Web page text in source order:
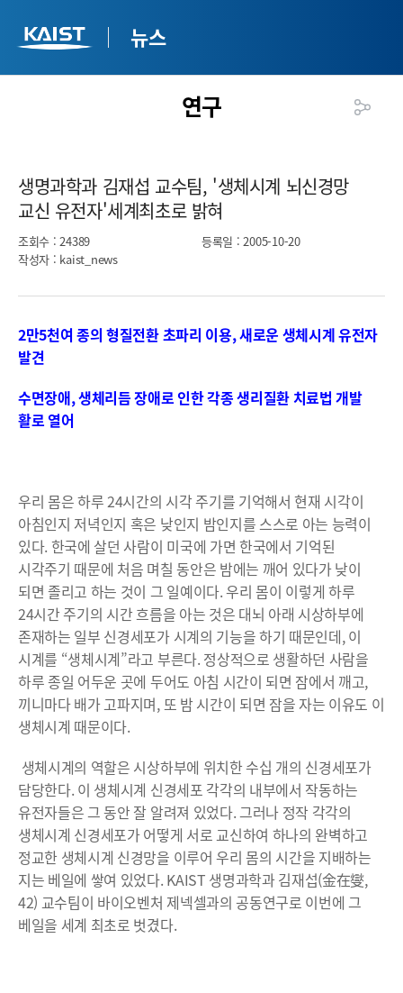
뉴스
연구
생명과학과 김재섭 교수팀, '생체시계 뇌신경망
교신 유전자'세계최초로 밝혀​
조회수 : 24389 등록일 : 2005-10-20
작성자 : kaist_news
2만5천여 종의 형질전환 초파리 이용, 새로운 생체시계 유전자
발견
수면장애, 생체리듬 장애로 인한 각종 생리질환 치료법 개발
활로 열어
우리 몸은 하루 24시간의 시각 주기를 기억해서 현재 시각이
아침인지 저녁인지 혹은 낮인지 밤인지를 스스로 아는 능력이
있다. 한국에 살던 사람이 미국에 가면 한국에서 기억된
시각주기 때문에 처음 며칠 동안은 밤에는 깨어 있다가 낮이
되면 졸리고 하는 것이 그 일예이다. 우리 몸이 이렇게 하루
24시간 주기의 시간 흐름을 아는 것은 대뇌 아래 시상하부에
존재하는 일부 신경세포가 시계의 기능을 하기 때문인데, 이
시계를 “생체시계”라고 부른다. 정상적으로 생활하던 사람을
하루 종일 어두운 곳에 두어도 아침 시간이 되면 잠에서 깨고,
끼니마다 배가 고파지며, 또 밤 시간이 되면 잠을 자는 이유도 이
생체시계 때문이다.
생체시계의 역할은 시상하부에 위치한 수십 개의 신경세포가
담당한다. 이 생체시계 신경세포 각각의 내부에서 작동하는
유전자들은 그 동안 잘 알려져 있었다. 그러나 정작 각각의
생체시계 신경세포가 어떻게 서로 교신하여 하나의 완벽하고
정교한 생체시계 신경망을 이루어 우리 몸의 시간을 지배하는
지는 베일에 쌓여 있었다. KAIST 생명과학과 김재섭(金在燮,
42) 교수팀이 바이오벤처 제넥셀과의 공동연구로 이번에 그
베일을 세계 최초로 벗겼다.